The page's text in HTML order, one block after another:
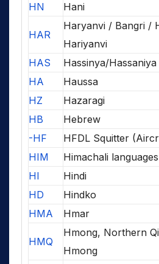
HN
Hani
HAR
Haryanvi / Bangri /
Hariyanvi
HAS
Hassinya/Hassaniya
HA
Haussa
HZ
Hazaragi
HB
Hebrew
-HF
HFDL Squitter
HIM
Himachali languages
HI
Hindi
HD
Hindko
HMA
Hmar
HMQ
Hmong, Northern
Hmong